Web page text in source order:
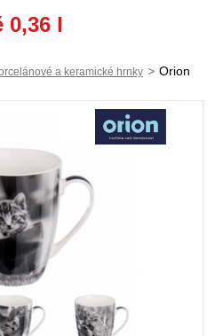
0,36 l
a keramické hrnky > Orion